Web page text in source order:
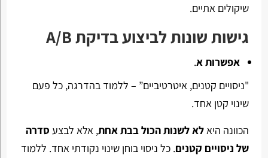
שיקולים אתיים.
גישות שונות לביצוע בדיקת A/B
אפשרות א.
"ניסויים קטנים, איטרטיביים” – ללמוד בהדרגה, כל פעם
שינוי קטן אחד.
הכוונה היאלא לשנות הכול בבת אחת, אלא לבצע סדרה
של ניסויים קטנים. כל ניסוי בוחן שינוי נקודתי אחד. ללמוד